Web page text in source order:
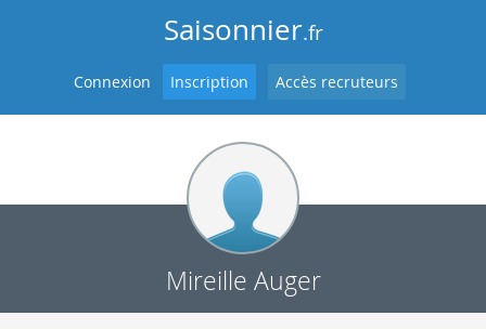
Saisonnier.fr
Connexion Inscription Accès recruteurs
Mireille Auger